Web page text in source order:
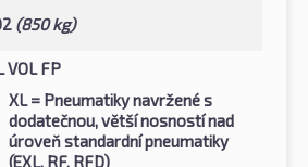
(850 kg)
VOL FP
XL= Pneumatiky navržené s
dodatečnou, větší nosností nad
úroveň standardní pneumatiky
(EXL, RF, RFD)